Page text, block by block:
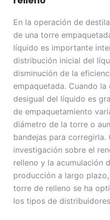
En la operación de
de una torre
líquido es importante
distribución inicial del
disminución de la
empaquetada. Cuando
desigual del líquido es
de empaquetamiento
diámetro de la torre o
bandejas para corregirla.
investigación sobre el
relleno y la acumulación
producción a largo
torre de relleno se ha
los tipos de